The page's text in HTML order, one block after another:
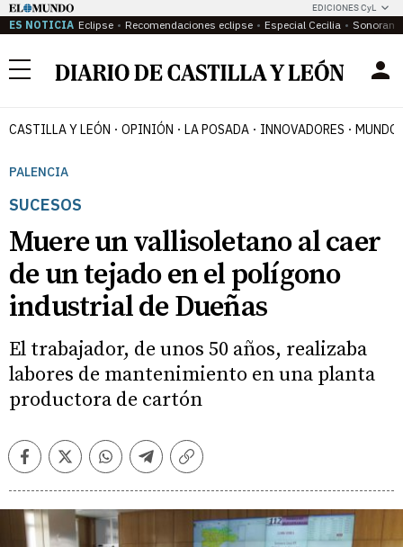
EDICIONES CyL
ES NOTICIA Eclipse Recomendaciones eclipse Especial Cecilia
Menú
CASTILLA Y LEÓN OPINIÓN LA POSADA INNOVADORES MUNDO
PALENCIA
SUCESOS
Muere un vallisoletano al caer
de un tejado en el polígono
industrial de Dueñas
El trabajador, de unos 50 años, realizaba
labores de mantenimiento en una planta
productora de cartón
FacebookTwitterWhatsappTelegramCopiar